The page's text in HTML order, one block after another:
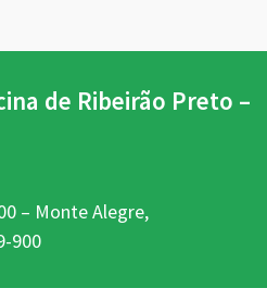
de Ribeirão Preto –
– Monte Alegre,
900